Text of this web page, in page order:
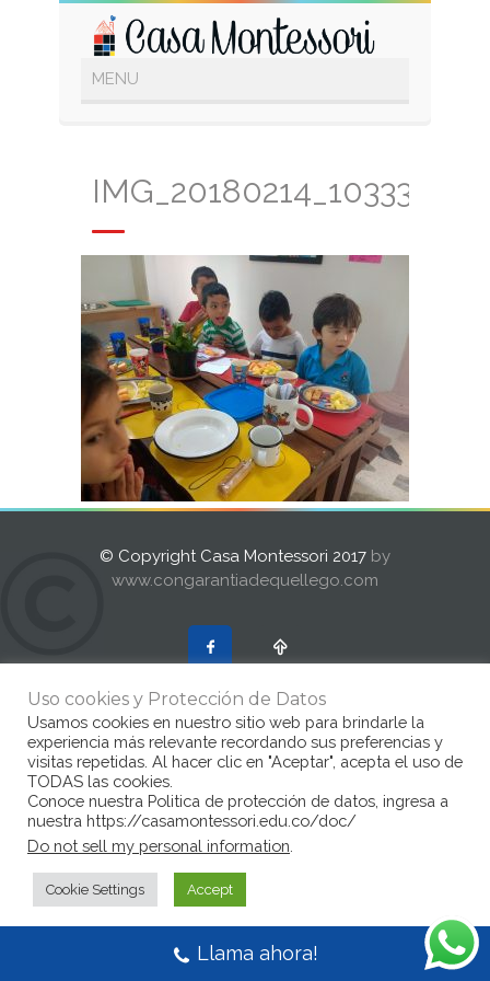
IMG_20180214_103338353
© Copyright Casa Montessori 2017 by
www.congarantiadequellego.com
Uso cookies y Protección de Datos
Usamos cookies en nuestro sitio web para brindarle la
experiencia más relevante recordando sus preferencias y
visitas repetidas. Al hacer clic en "Aceptar", acepta el uso de
TODAS las cookies.
Conoce nuestra Politica de protección de datos, ingresa a
nuestra https://casamontessori.edu.co/doc/
Do not sell my personal information
Cookie Settings Accept
Llama ahora!